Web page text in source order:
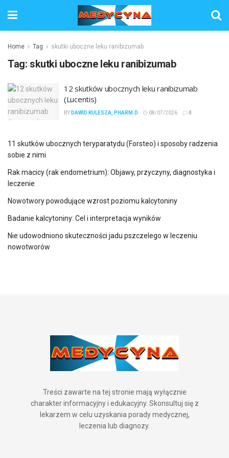
Home Tag skutki uboczne leku ranibizumab
Tag: skutki uboczne leku ranibizumab
12 skutków ubocznych leku ranibizumab
(Lucentis)
BY DAWID KULESZA, PHARM.D 08/07/2026 0
11 skutków ubocznych teryparatydu (Forsteo) i sposoby radzenia
sobie z nimi
Rak macicy (rak endometrium): Objawy, przyczyny, diagnostyka i
leczenie
Nowotwory powodujące wzrost poziomu kalcytoniny
Badanie kalcytoniny: Cel i interpretacja wyników
Nie udowodniono skuteczności jadu pszczelego w leczeniu
nowotworów
Treści zawarte na tej stronie mają wyłącznie
charakter informacyjny i edukacyjny. Skonsultuj się z
lekarzem w celu uzyskania porady medycznej,
leczenia lub diagnozy.